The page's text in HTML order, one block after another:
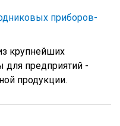
приборов-
крупнейших
для предприятий -
продукции.